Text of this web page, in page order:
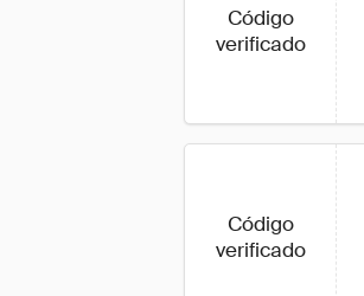
Código
verificado
Código
verificado